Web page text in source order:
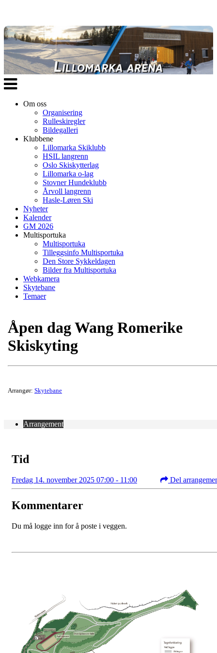
Veksle
navigasjon
Om oss
Organisering
Rulleskiregler
Bildegalleri
Klubbene
Lillomarka Skiklubb
HSIL langrenn
Oslo Skiskytterlag
Lillomarka o-lag
Stovner Hundeklubb
Årvoll langrenn
Hasle-Løren Ski
Nyheter
Kalender
GM 2026
Multisportuka
Multisportuka
Tilleggsinfo Multisportuka
Den Store Sykkeldagen
Bilder fra Multisportuka
Webkamera
Skytebane
Temaer
Åpen dag Wang Romerike
Skiskyting
Arrangør: Skytebane
Arrangement
Tid
Fredag 14. november 2025 07:00 - 11:00 Del
Kommentarer
Du må logge inn for å poste i veggen.